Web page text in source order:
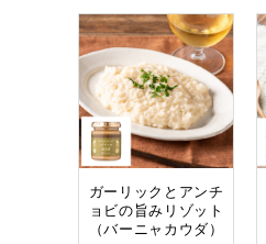
ガーリックとアンチ
ョビの旨みリゾット
（バーニャカウダ）